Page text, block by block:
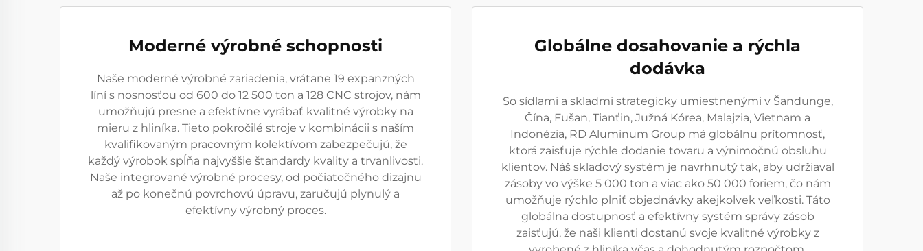
Moderné výrobné schopnosti
Naše moderné výrobné zariadenia, vrátane 19 expanzných
líní s nosnosťou od 600 do 12 500 ton a 128 CNC strojov, nám
umožňujú presne a efektívne vyrábať kvalitné výrobky na
mieru z hliníka. Tieto pokročilé stroje v kombinácii s naším
kvalifikovaným pracovným kolektívom zabezpečujú, že
každý výrobok spĺňa najvyššie štandardy kvality a trvanlivosti.
Naše integrované výrobné procesy, od počiatočného dizajnu
až po konečnú povrchovú úpravu, zaručujú plynulý a
efektívny výrobný proces.
Globálne dosahovanie a rýchla
dodávka
So sídlami a skladmi strategicky umiestnenými v Šandunge,
Čína, Fušan, Tianťin, Južná Kórea, Malajzia, Vietnam a
Indonézia, RD Aluminum Group má globálnu prítomnosť,
ktorá zaisťuje rýchle dodanie tovaru a výnimočnú obsluhu
klientov. Náš skladový systém je navrhnutý tak, aby udržiaval
zásoby vo výške 5 000 ton a viac ako 50 000 foriem, čo nám
umožňuje rýchlo plniť objednávky akejkoľvek veľkosti. Táto
globálna dostupnosť a efektívny systém správy zásob
zaisťujú, že naši klienti dostanú svoje kvalitné výrobky z